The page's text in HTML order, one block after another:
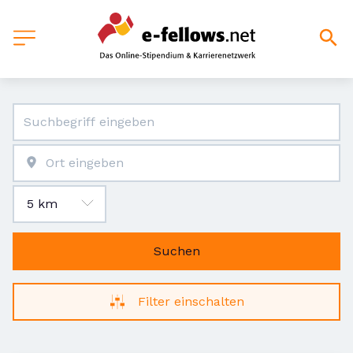
Suchen
Filter einschalten